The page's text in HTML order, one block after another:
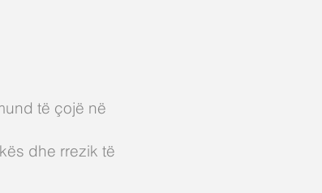
të çojë në
dhe rrezik të